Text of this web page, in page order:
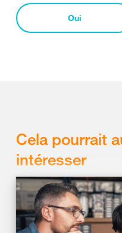
Oui
Cela pourrait
intéresser